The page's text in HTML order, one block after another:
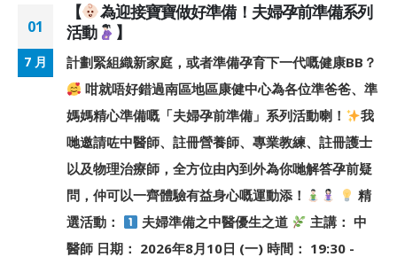
01
7 月
【
為迎接寶寶做好準備！夫婦孕前準備系列
活動
】
計劃緊組織新家庭，或者準備孕育下一代嘅健康BB？
咁就唔好錯過南區地區康健中心為各位準爸爸、準
媽媽精心準備嘅「夫婦孕前準備」系列活動喇！
我
哋邀請咗中醫師、註冊營養師、專業教練、註冊護士
以及物理治療師，全方位由內到外為你哋解答孕前疑
問，仲可以一齊體驗有益身心嘅運動添！
精
選活動：
夫婦準備之中醫優生之道
主講： 中
醫師 日期： 2026年8月10日 (一) 時間： 19:30 -